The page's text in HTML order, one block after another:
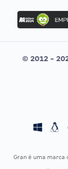
Concurso Ibama
Concurso MPU
Editais publicados
CONCURSOS POR
Concursos Fiscais
© 2012 -
Gran é uma marca